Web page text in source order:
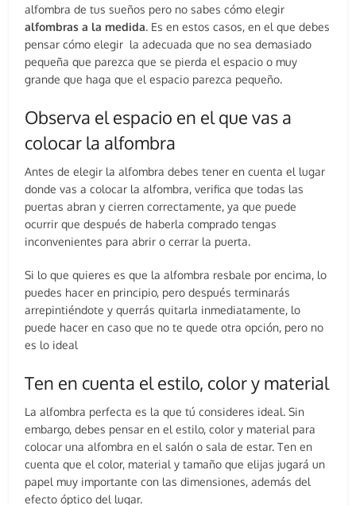
alfombra de tus sueños pero no sabes cómo elegir
alfombras a la medida. Es en estos casos, en el que debes
pensar cómo elegir la adecuada que no sea demasiado
pequeña que parezca que se pierda el espacio o muy
grande que haga que el espacio parezca pequeño.
Observa el espacio en el que vas a
colocar la alfombra
Antes de elegir la alfombra debes tener en cuenta el lugar
donde vas a colocar la alfombra, verifica que todas las
puertas abran y cierren correctamente, ya que puede
ocurrir que después de haberla comprado tengas
inconvenientes para abrir o cerrar la puerta.
Si lo que quieres es que la alfombra resbale por encima, lo
puedes hacer en principio, pero después terminarás
arrepintiéndote y querrás quitarla inmediatamente, lo
puede hacer en caso que no te quede otra opción, pero no
es lo ideal
Ten en cuenta el estilo, color y material
La alfombra perfecta es la que tú consideres ideal. Sin
embargo, debes pensar en el estilo, color y material para
colocar una alfombra en el salón o sala de estar. Ten en
cuenta que el color, material y tamaño que elijas jugará un
papel muy importante con las dimensiones, además del
efecto óptico del lugar.